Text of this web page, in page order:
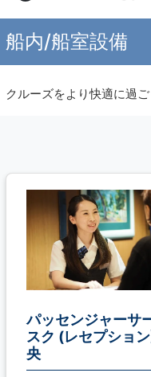
船内/船室設備
クルーズをより快適に過
パッセンジャーサ
スク (レセプショ
央